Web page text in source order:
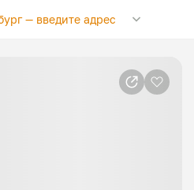
—введите адрес